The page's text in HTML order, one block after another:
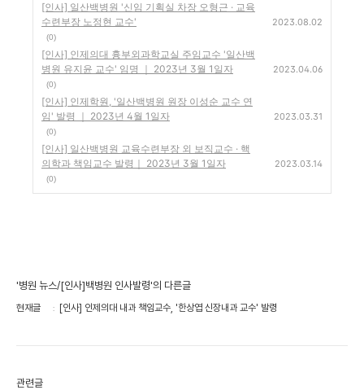
[인사] 일산백병원 '신임 기획실 차장 오형근 · 교육
수련부장 노정현 교수'
(0)
2023.08.02
[인사] 인제의대 흉부외과학교실 주임교수 '일산백
병원 유지윤 교수' 임명 ｜ 2023년 3월 1일자
(0)
2023.04.06
[인사] 인제학원, '일산백병원 원장 이성순 교수 연
임' 발령 ｜ 2023년 4월 1일자
(0)
2023.03.31
[인사] 일산백병원 교육수련부장 외 보직교수 · 핵
의학과 책임교수 발령｜ 2023년 3월 1일자
(0)
2023.03.14
'병원 뉴스/[인사]백병원 인사발령'의 다른글
현재글 [인사] 인제의대 내과 책임교수, '한상엽 신장내과 교수' 발령
관련글